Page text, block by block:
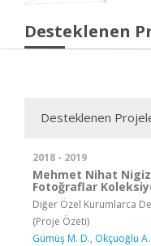
Desteklenen
Desteklenen
2018 - 2019
Mehmet Nihat
Fotoğraflar
Diğer Özel Kurumlarca
(Proje Özeti)
Gümüş M. D., Okçuoğlu A.